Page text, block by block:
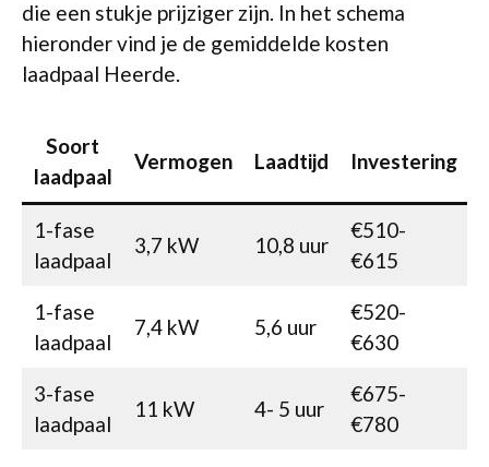
die een stukje prijziger zijn. In het schema
hieronder vind je de gemiddelde kosten
laadpaal Heerde.
Soort
laadpaal
Vermogen Laadtijd Investering
1-fase
laadpaal
3,7 kW 10,8 uur
€510-
€615
1-fase
laadpaal
7,4 kW 5,6 uur
€520-
€630
3-fase
laadpaal
11 kW 4- 5 uur
€675-
€780